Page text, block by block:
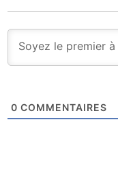
0 COMMENTAIRES